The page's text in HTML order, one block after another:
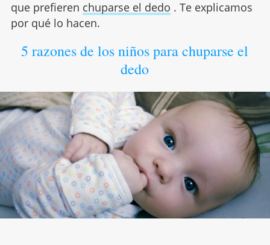
que prefieren chuparse el dedo . Te explicamos
por qué lo hacen.
5 razones de los niños para chuparse el
dedo